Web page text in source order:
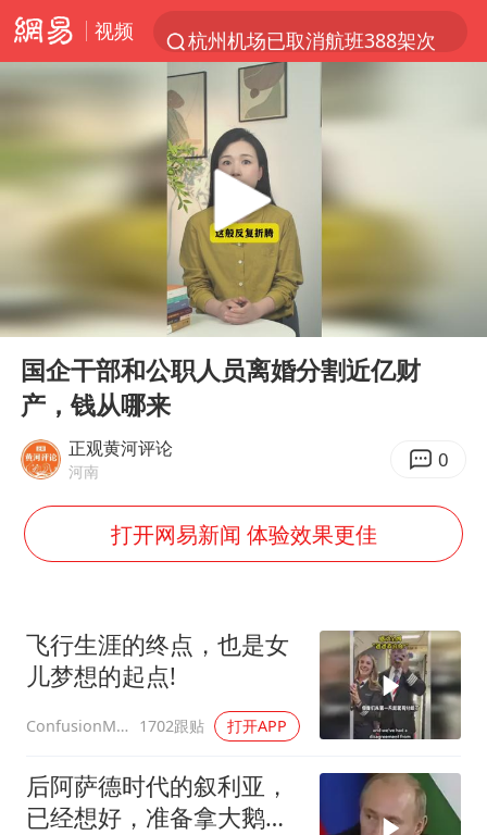
视频
杭州机场已取消航班388架次
白海豚北上或致京津冀暴雨
新疆一婚礼线上邀请引热议
韩军前线部队连曝丑闻
云南一男子胃中取出180颗铁钉
以军士兵把枪口对准中国记者
奋力开创中国式现代化建设新局面
Play
00:00 01:53
国企干部和公职人员离婚分割近亿财
产，钱从哪来
正观黄河评论
河南 0
打开网易新闻 体验效果更佳
飞行生涯的终点，也是女
儿梦想的起点!
ConfusionMax 1702跟贴 打开APP
后阿萨德时代的叙利亚，
已经想好，准备拿大鹅石